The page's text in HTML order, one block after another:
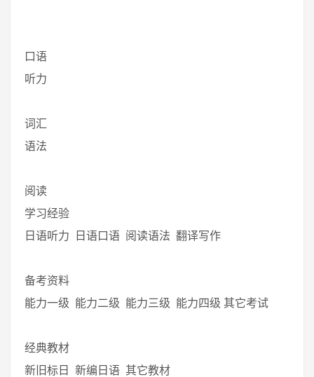
口语
听力
词汇
语法
阅读
学习经验
日语听力 日语口语 阅读语法 翻译写作
备考资料
能力一级 能力二级 能力三级 能力四级 其它考试
经典教材
新旧标日 新编日语 其它教材